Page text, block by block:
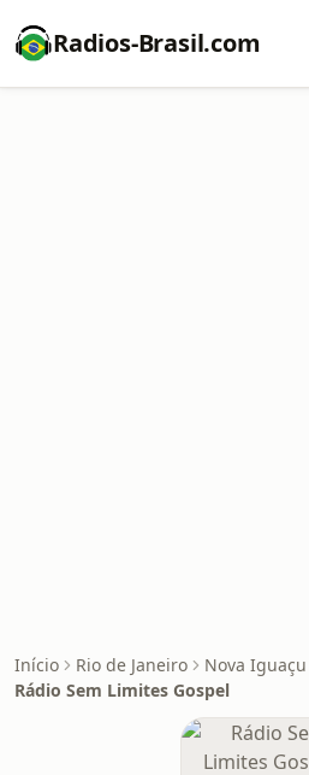
Radios-Brasil.com
Início Rio de Janeiro
Nova Iguaçu
Rádio Sem Limites Gospel